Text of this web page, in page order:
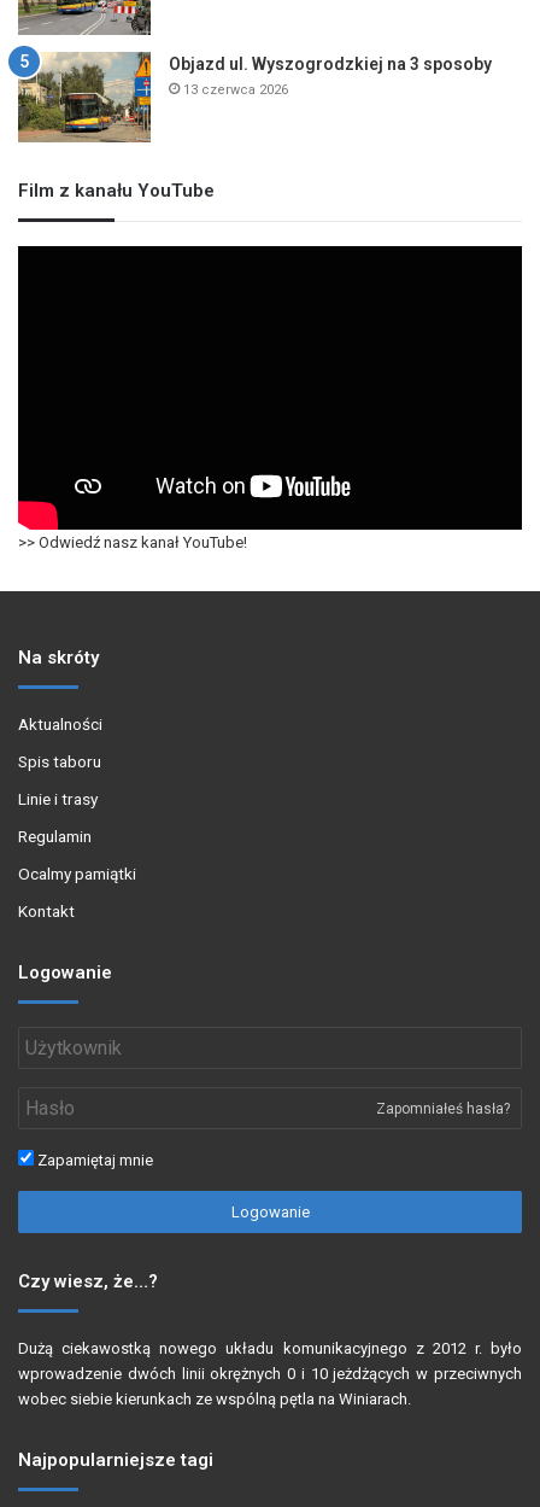
Objazd ul. Wyszogrodzkiej na 3 sposoby
13 czerwca 2026
Film z kanału YouTube
>> Odwiedź nasz kanał YouTube!
Na skróty
Aktualności
Spis taboru
Linie i trasy
Regulamin
Ocalmy pamiątki
Kontakt
Logowanie
Zapomniałeś hasła?
Zapamiętaj mnie
Logowanie
Czy wiesz, że…?
Dużą ciekawostką nowego układu komunikacyjnego z 2012 r. było
wprowadzenie dwóch linii okrężnych 0 i 10 jeżdżących w przeciwnych
wobec siebie kierunkach ze wspólną pętla na Winiarach.
Najpopularniejsze tagi